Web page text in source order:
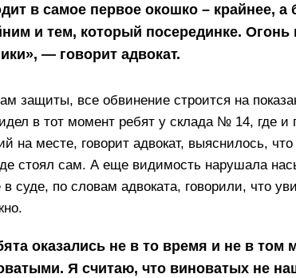
в самое первое окошко – крайнее, а
и тем, который посерединке. Огонь
— говорит адвокат.
защиты, все обвинение строится на
в тот момент ребят у склада № 14, где
на месте, говорит адвокат, выяснилось,
стоял сам. А еще видимость нарушала
в суде, по словам адвоката, говорили, что
оказались не в то время и не в том
Я считаю, что виноватых не